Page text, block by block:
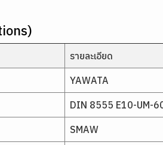
รายละเอียด
YAWATA
DIN 8555 E10-UM-
SMAW